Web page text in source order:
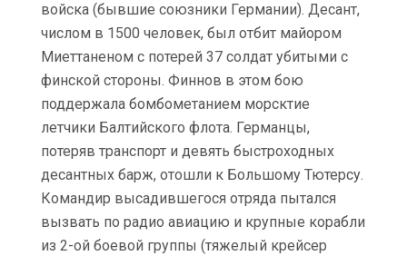
войска (бывшие союзники Германии). Десант,
числом в 1500 человек, был отбит майором
Миеттаненом с потерей 37 солдат убитыми с
финской стороны. Финнов в этом бою
поддержала бомбометанием морсктие
летчики Балтийского флота. Германцы,
потеряв транспорт и девять быстроходных
десантных барж, отошли к Большому Тютерсу.
Командир высадившегося отряда пытался
вызвать по радио авиацию и крупные корабли
из 2-ой боевой группы (тяжелый крейсер